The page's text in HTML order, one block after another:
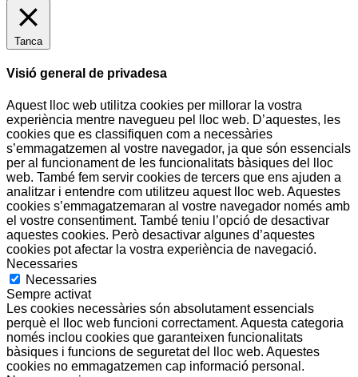
Tanca
Visió general de privadesa
Aquest lloc web utilitza cookies per millorar la vostra
experiència mentre navegueu pel lloc web. D’aquestes, les
cookies que es classifiquen com a necessàries
s’emmagatzemen al vostre navegador, ja que són essencials
per al funcionament de les funcionalitats bàsiques del lloc
web. També fem servir cookies de tercers que ens ajuden a
analitzar i entendre com utilitzeu aquest lloc web. Aquestes
cookies s’emmagatzemaran al vostre navegador només amb
el vostre consentiment. També teniu l’opció de desactivar
aquestes cookies. Però desactivar algunes d’aquestes
cookies pot afectar la vostra experiència de navegació.
Necessaries
Necessaries
Sempre activat
Les cookies necessàries són absolutament essencials
perquè el lloc web funcioni correctament. Aquesta categoria
només inclou cookies que garanteixen funcionalitats
bàsiques i funcions de seguretat del lloc web. Aquestes
cookies no emmagatzemen cap informació personal.